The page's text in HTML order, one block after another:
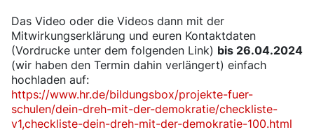
Das Video oder die Videos dann mit der
Mitwirkungserklärung und euren Kontaktdaten
(Vordrucke unter dem folgenden Link) bis 26.04.2024
(wir haben den Termin dahin verlängert) einfach
hochladen auf:
https://www.hr.de/bildungsbox/projekte-fuer-
schulen/dein-dreh-mit-der-demokratie/checkliste-
v1,checkliste-dein-dreh-mit-der-demokratie-100.html